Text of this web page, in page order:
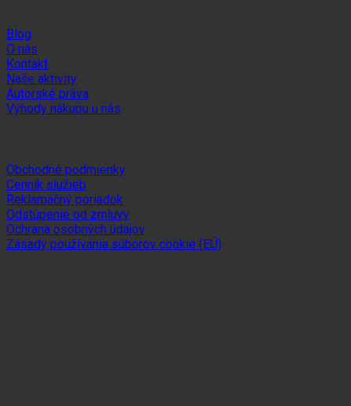
Blog
O nás
Kontakt
Naše aktivity
Autorské práva
Výhody nákupu u nás
Obchodné podmienky
Cenník služieb
Reklamačný poriadok
Odstúpenie od zmluvy
Ochrana osobných údajov
Zásady používania súborov cookie (EÚ)